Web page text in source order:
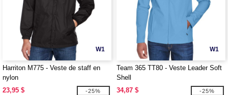
W1
Harriton M775 - Veste de staff en
nylon
23,95 $
-25%
W1
Team 365 TT80 - Veste Leader Soft
Shell
34,87 $
-25%